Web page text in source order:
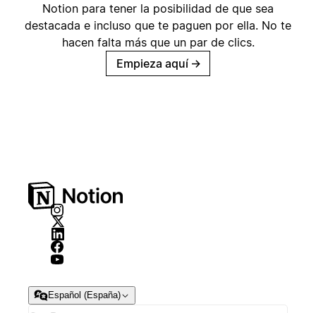
Notion para tener la posibilidad de que sea
destacada e incluso que te paguen por ella. No te
hacen falta más que un par de clics.
Empieza aquí →
Español (España)